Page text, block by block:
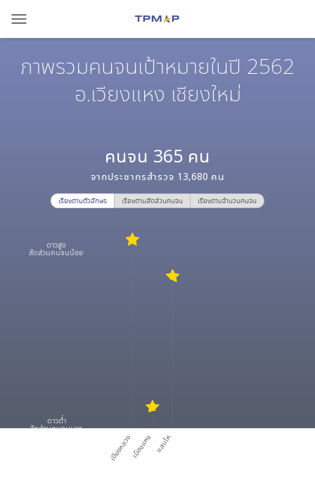
menu
ภาพรวมคนจนเป้าหมายในปี 2562
อ.เวียงแหง เชียงใหม่
คนจน 365 คน
จากประชากรสำรวจ 13,680 คน
เรียงตามตัวอักษร เรียงตามสัดส่วนคนจน เรียงตามจำนวนคนจน
เปียงหลวงเมืองแหง แสนไห
ดาวสูง
สัดส่วนคนจนน้อย
ดาวต่ำ
สัดส่วนคนจนมาก